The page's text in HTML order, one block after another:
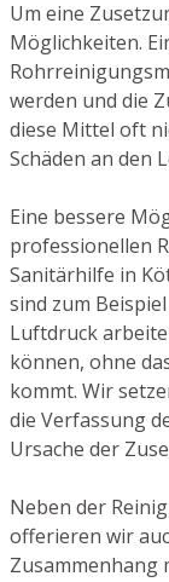
Um eine
Möglichkeiten.
werden und die
diese Mittel oft
Schäden an den
Eine bessere
professionellen
Sanitärhilfe in
sind zum
Luftdruck
können, ohne
kommt. Wir
die Verfassung
Ursache der
Neben der
offerieren wir
Zusammenhang